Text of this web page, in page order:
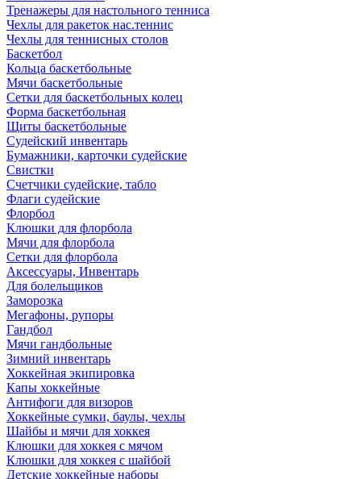
Тренажеры для настольного тенниса
Чехлы для ракеток нас.теннис
Чехлы для теннисных столов
Баскетбол
Кольца баскетбольные
Мячи баскетбольные
Сетки для баскетбольных колец
Форма баскетбольная
Щиты баскетбольные
Судейский инвентарь
Бумажники, карточки судейские
Свистки
Счетчики судейские, табло
Флаги судейские
Флорбол
Клюшки для флорбола
Мячи для флорбола
Сетки для флорбола
Аксессуары, Инвентарь
Для болельщиков
Заморозка
Мегафоны, рупоры
Гандбол
Мячи гандбольные
Зимний инвентарь
Хоккейная экипировка
Капы хоккейные
Антифоги для визоров
Хоккейные сумки, баулы, чехлы
Шайбы и мячи для хоккея
Клюшки для хоккея с мячом
Клюшки для хоккея с шайбой
Детские хоккейные наборы